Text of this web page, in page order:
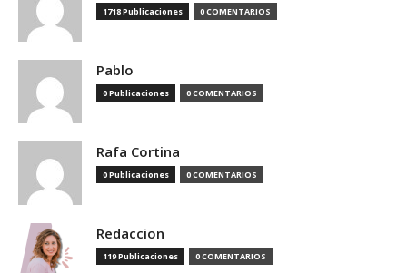
1718 Publicaciones 0 COMENTARIOS
Pablo
0 Publicaciones 0 COMENTARIOS
Rafa Cortina
0 Publicaciones 0 COMENTARIOS
Redaccion
119 Publicaciones 0 COMENTARIOS